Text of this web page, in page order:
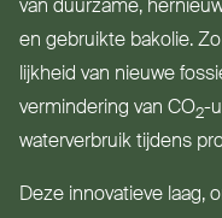
van duurzame,
en gebruikte bakolie.
lijkheid van nieuwe
ver­mindering van CO2-
water­verbruik tijdens
Deze inno­vatieve laag,